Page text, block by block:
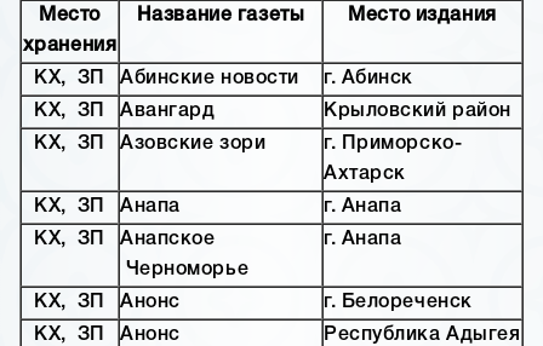
Место
хранения
Название газеты Место издания
КХ, ЗП Абинские новости
г. Абинск
КХ, ЗП
Авангард
Крыловский район
КХ, ЗП
Азовские зори
г. Приморско-
Ахтарск
КХ, ЗП
Анапа
г. Анапа
КХ, ЗП
Анапское
Черноморье
г. Анапа
КХ, ЗП Анонс
г. Белореченск
КХ, ЗП
Анонс
Республика Адыгея